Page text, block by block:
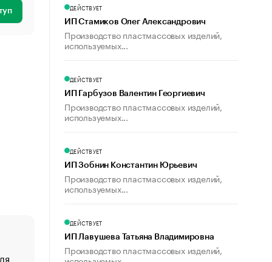
«От спорта тело стареет иначе». Как живет глава
ДЕЙСТВУЕТ
ИП Стамиков Олег Александрович
Производство пластмассовых изделий,
используемых...
ДЕЙСТВУЕТ
ИП Гарбузов Валентин Георгиевич
Производство пластмассовых изделий,
используемых...
ДЕЙСТВУЕТ
ИП Зобнин Константин Юрьевич
Производство пластмассовых изделий,
используемых...
ДЕЙСТВУЕТ
ИП Лавушева Татьяна Владимировна
Производство пластмассовых изделий,